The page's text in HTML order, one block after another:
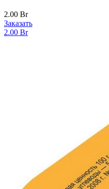
2.00 Br
Заказать
2.00 Br